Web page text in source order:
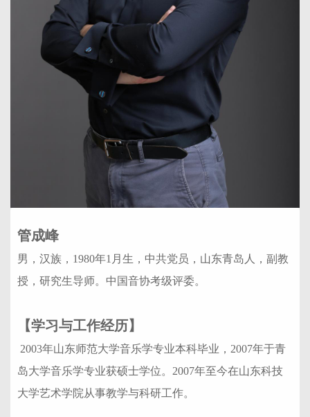
管成峰
男，汉族，1980年1月生，中共党员，山东青岛人，副教
授，研究生导师。中国音协考级评委。
【学习与工作经历】
2003年山东师范大学音乐学专业本科毕业，2007年于青
岛大学音乐学专业获硕士学位。2007年至今在山东科技
大学艺术学院从事教学与科研工作。